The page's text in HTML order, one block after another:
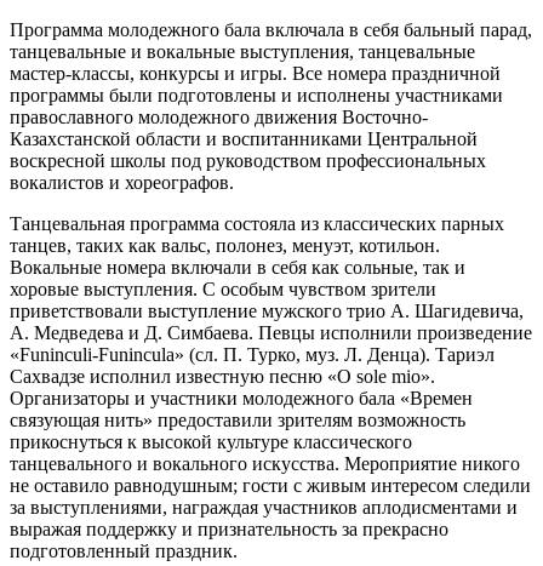
Программа молодежного бала включала в себя бальный парад,
танцевальные и вокальные выступления, танцевальные
мастер-классы, конкурсы и игры. Все номера праздничной
программы были подготовлены и исполнены участниками
православного молодежного движения Восточно-
Казахстанской области и воспитанниками Центральной
воскресной школы под руководством профессиональных
вокалистов и хореографов.
Танцевальная программа состояла из классических парных
танцев, таких как вальс, полонез, менуэт, котильон.
Вокальные номера включали в себя как сольные, так и
хоровые выступления. С особым чувством зрители
приветствовали выступление мужского трио А. Шагидевича,
А. Медведева и Д. Симбаева. Певцы исполнили произведение
«Funinculi-Funincula» (сл. П. Турко, муз. Л. Денца). Тариэл
Сахвадзе исполнил известную песню «O sole mio».
Организаторы и участники молодежного бала «Времен
связующая нить» предоставили зрителям возможность
прикоснуться к высокой культуре классического
танцевального и вокального искусства. Мероприятие никого
не оставило равнодушным; гости с живым интересом следили
за выступлениями, награждая участников аплодисментами и
выражая поддержку и признательность за прекрасно
подготовленный праздник.